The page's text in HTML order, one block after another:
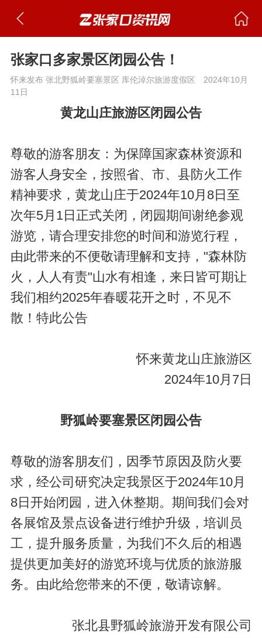
张家口多家景区闭园公告！
怀来发布 张北野狐岭要塞景区 库伦淖尔旅游度假区
2024年10月
11日
黄龙山庄旅游区闭园公告
尊敬的游客朋友：为保障国家森林资源和
游客人身安全，按照省、市、县防火工作
精神要求，黄龙山庄于2024年10月8日至
次年5月1日正式关闭，闭园期间谢绝参观
游览，请合理安排您的时间和游览行程，
由此带来的不便敬请理解和支持，"森林防
火，人人有责"山水有相逢，来日皆可期让
我们相约2025年春暖花开之时，不见不
散！特此公告
怀来黄龙山庄旅游区
2024年10月7日
野狐岭要塞景区闭园公告
尊敬的游客朋友们，因季节原因及防火要
求，经公司研究决定我景区于2024年10月
8日开始闭园，进入休整期。期间我们会对
各展馆及景点设备进行维护升级，培训员
工，提升服务质量，为我们不久后的相遇
提供更加美好的游览环境与优质的旅游服
务。由此给您带来的不便，敬请谅解。
张北县野狐岭旅游开发有限公司